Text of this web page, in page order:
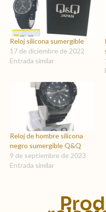
Reloj silicona sumergible
17 de diciembre de 2022
Entrada similar
Reloj de hombre silicona
negro sumergible Q&Q
9 de septiembre de 2023
Entrada similar